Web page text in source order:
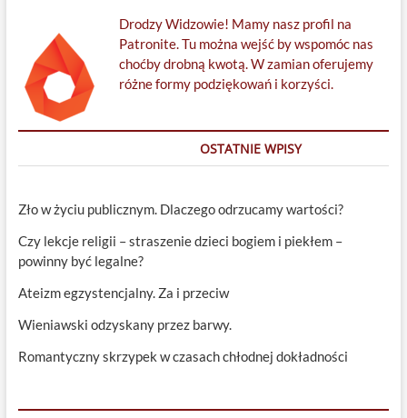
Drodzy Widzowie! Mamy nasz profil na
Patronite. Tu można wejść by wspomóc nas
choćby drobną kwotą. W zamian oferujemy
różne formy podziękowań i korzyści.
OSTATNIE WPISY
Zło w życiu publicznym. Dlaczego odrzucamy wartości?
Czy lekcje religii – straszenie dzieci bogiem i piekłem –
powinny być legalne?
Ateizm egzystencjalny. Za i przeciw
Wieniawski odzyskany przez barwy.
Romantyczny skrzypek w czasach chłodnej dokładności